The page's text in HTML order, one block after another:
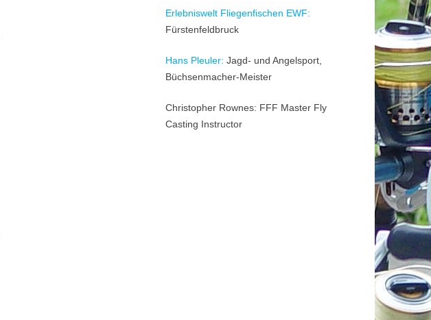
Erlebniswelt Fliegenfischen EWF:
Fürstenfeldbruck
Hans Pleuler: Jagd- und Angelsport,
Büchsenmacher-Meister
Christopher Rownes: FFF Master Fly
Casting Instructor